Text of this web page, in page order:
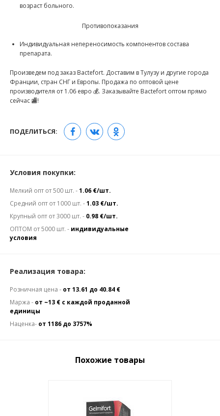
возраст больного.
Противопоказания
Индивидуальная непереносимость компонентов состава
препарата.
Произведем под заказ Bactefort. Доставим в Тулузу и другие города
Франции, стран СНГ и Европы. Продажа по оптовой цене
производителя от 1.06 евро 💰. Заказывайте Bactefort оптом прямо
сейчас 🏬!
ПОДЕЛИТЬСЯ:
Условия покупки:
Мелкий опт от 500 шт. -1.06 €/шт.
Средний опт от 1000 шт. -1.03 €/шт.
Крупный опт от 3000 шт. - 0.98 €/шт.
ОПТОМ от 5000 шт. - индивидуальные
условия
Реализация товара:
Розничная цена - от 13.61 до 40.84 €
Маржа - от ~13 € с каждой проданной
единицы
Наценка- от 1186 до 3757%
Похожие товары